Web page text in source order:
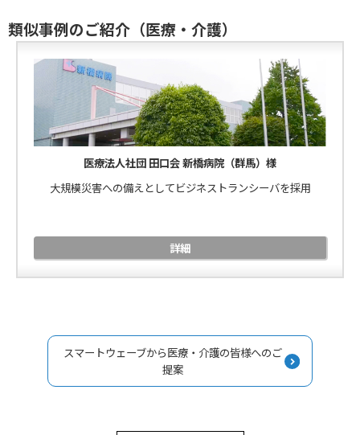
類似事例のご紹介（医療・介護）
医療法人社団 田口会 新橋病院（群馬）様
大規模災害への備えとしてビジネストランシーバを採用
詳細
スマートウェーブから医療・介護の皆様へのご
提案